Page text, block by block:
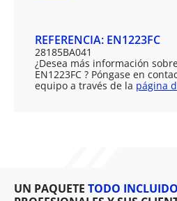
REFERENCIA: EN1223FC
28185BA041
¿Desea más información
EN1223FC ? Póngase en
equipo a través de la página
UN PAQUETE TODO INCLUIDO